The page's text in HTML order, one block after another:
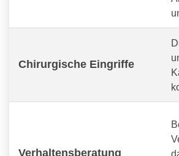
Chirurgische Eingriffe
Verhaltensberatung